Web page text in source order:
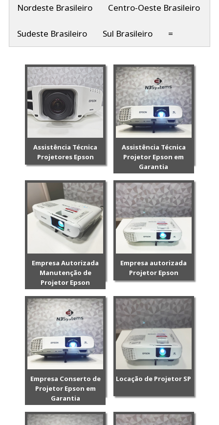
Nordeste Brasileiro Centro-Oeste Brasileiro
Sudeste Brasileiro Sul Brasileiro =
Assistência Técnica
Projetores Epson
Assistência Técnica
Projetor Epson em
Garantia
Empresa Autorizada
Manutenção de
Projetor Epson
Empresa autorizada
Projetor Epson
Empresa Conserto de
Projetor Epson em
Garantia
Locação de Projetor SP